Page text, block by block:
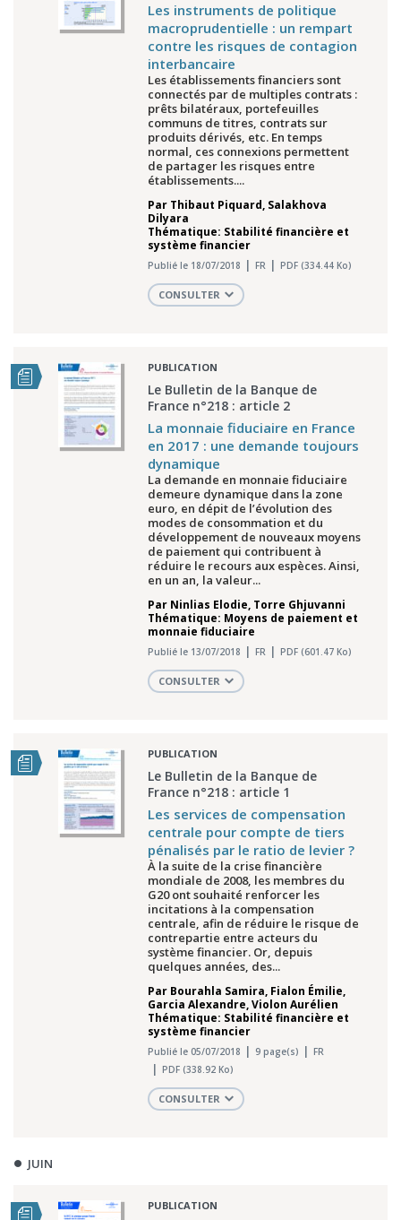
Les instruments de politique
macroprudentielle : un rempart
contre les risques de contagion
interbancaire
Les établissements financiers sont
connectés par de multiples contrats :
prêts bilatéraux, portefeuilles
communs de titres, contrats sur
produits dérivés, etc. En temps
normal, ces connexions permettent
de partager les risques entre
établissements....
Par Thibaut Piquard, Salakhova
Dilyara
Thématique: Stabilité financière et
système financier
Publié le 18/07/2018 FR PDF (334.44 Ko)
CONSULTER
PUBLICATION
Le Bulletin de la Banque de
France n°218 : article 2
La monnaie fiduciaire en France
en 2017 : une demande toujours
dynamique
La demande en monnaie fiduciaire
demeure dynamique dans la zone
euro, en dépit de l’évolution des
modes de consommation et du
développement de nouveaux moyens
de paiement qui contribuent à
réduire le recours aux espèces. Ainsi,
en un an, la valeur...
Par Ninlias Elodie, Torre Ghjuvanni
Thématique: Moyens de paiement et
monnaie fiduciaire
Publié le 13/07/2018 FR PDF (601.47 Ko)
CONSULTER
PUBLICATION
Le Bulletin de la Banque de
France n°218 : article 1
Les services de compensation
centrale pour compte de tiers
pénalisés par le ratio de levier ?
À la suite de la crise financière
mondiale de 2008, les membres du
G20 ont souhaité renforcer les
incitations à la compensation
centrale, afin de réduire le risque de
contrepartie entre acteurs du
système financier. Or, depuis
quelques années, des...
Par Bourahla Samira, Fialon Émilie,
Garcia Alexandre,Violon Aurélien
Thématique: Stabilité financière et
système financier
Publié le 05/07/2018 9 page(s)
FR
PDF (338.92 Ko)
CONSULTER
JUIN
PUBLICATION